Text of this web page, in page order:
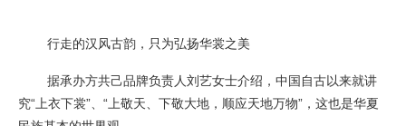
行走的汉风古韵，只为弘扬华裳之美
据承办方共己品牌负责人刘艺女士介绍，中国自古以来就讲
究“上衣下裳”、“上敬天、下敬大地，顺应天地万物”，这也是华夏